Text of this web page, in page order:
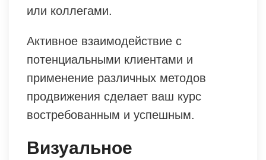
или коллегами.
Активное взаимодействие с
потенциальными клиентами и
применение различных методов
продвижения сделает ваш курс
востребованным и успешным.
Визуальное